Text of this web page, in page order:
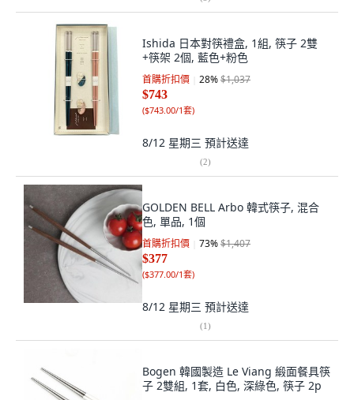
Ishida 日本對筷禮盒, 1組, 筷子 2雙
+筷架 2個, 藍色+粉色
首購折扣價 28%$1,037
$743
($743.00/1套)
8/12 星期三 預計送達
(2)
GOLDEN BELL Arbo 韓式筷子, 混合
色, 單品, 1個
首購折扣價 73%$1,407
$377
($377.00/1套)
8/12 星期三 預計送達
(1)
Bogen 韓國製造 Le Viang 緞面餐具筷
子 2雙組, 1套, 白色, 深綠色, 筷子 2p